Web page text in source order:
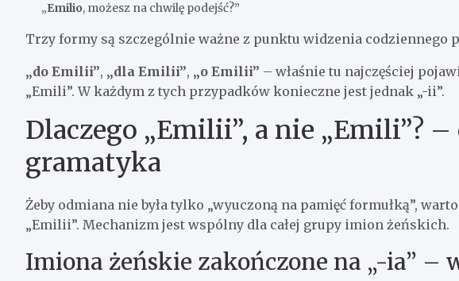
„Emilio, możesz na chwilę podejść?”
Trzy formy są szczególnie ważne z punktu widzenia codziennego
„do Emilii”, „dla Emilii”, „o Emilii” – właśnie tu najczęściej
„Emili”. W każdym z tych przypadków konieczne jest jednak „-ii”.
Dlaczego „Emilii”, a nie „Emili”?
gramatyka
Żeby odmiana nie była tylko „wyuczoną na pamięć formułką”,
„Emilii”. Mechanizm jest wspólny dla całej grupy imion żeńskich.
Imiona żeńskie zakończone na „-ia” –